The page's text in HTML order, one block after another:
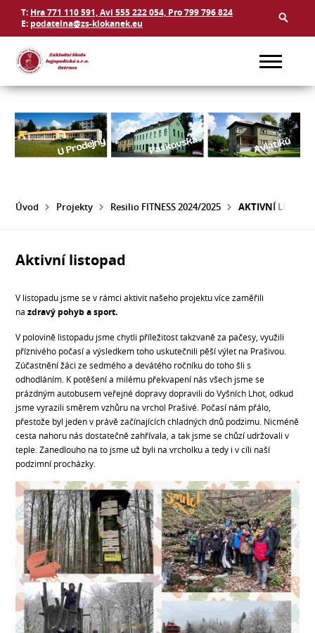
T: Hra 771 110 591, Avi 555 222 054, Pro 799 796 824
E: podatelna@zs-klokanek.eu
Úvod Projekty Resilio FITNESS 2024/2025 AKTIVNÍ
Aktivní listopad
V listopadu jsme se v rámci aktivit našeho projektu více zaměřili
na zdravý pohyb a sport.
V polovině listopadu jsme chytli příležitost takzvaně za pačesy, využili
příznivého počasí a výsledkem toho uskutečnili pěší výlet na Prašivou.
Zúčastnění žáci ze sedmého a devátého ročníku do toho šli s
odhodláním. K potěšení a milému překvapení nás všech jsme se
prázdným autobusem veřejné dopravy dopravili do Vyšních Lhot, odkud
jsme vyrazili směrem vzhůru na vrchol Prašivé. Počasí nám přálo,
přestože byl jeden v právě začínajících chladných dnů podzimu. Nicméně
cesta nahoru nás dostatečně zahřívala, a tak jsme se chůzí udržovali v
teple. Zanedlouho na to jsme už byli na vrcholku a tedy i v cíli naší
podzimní procházky.